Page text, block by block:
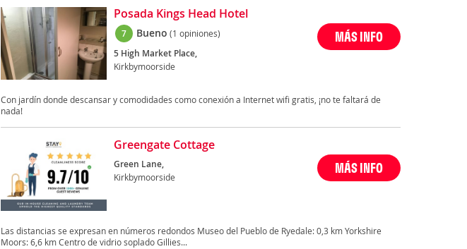
Posada Kings Head Hotel
7 Bueno (1 opiniones)
5 High Market Place,
Kirkbymoorside
MÁS INFO
Con jardín donde descansar y comodidades como conexión a Internet wifi gratis, ¡no te faltará de
nada!
Greengate Cottage
Green Lane,
Kirkbymoorside
MÁS INFO
Las distancias se expresan en números redondos Museo del Pueblo de Ryedale: 0,3 km Yorkshire
Moors: 6,6 km Centro de vidrio soplado Gillies...